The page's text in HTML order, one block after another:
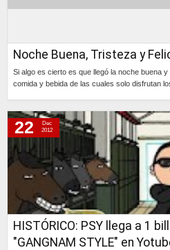
Noche Buena, Tristeza y
Si algo es cierto es que llegó la noche buena
comida y bebida de las cuales solo disfrutan
HISTÓRICO: PSY llega a 1
"GANGNAM STYLE" en
22
Dec
2012